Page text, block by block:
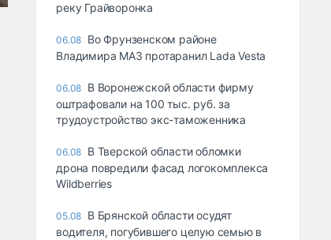
реку Грайворонка
06.08 Во Фрунзенском районе
Владимира МАЗ протаранил Lada Vesta
06.08 В Воронежской области фирму
оштрафовали на 100 тыс. руб. за
трудоустройство экс-таможенника
06.08 В Тверской области обломки
дрона повредили фасад логокомплекса
Wildberries
05.08 В Брянской области осудят
водителя, погубившего целую семью в